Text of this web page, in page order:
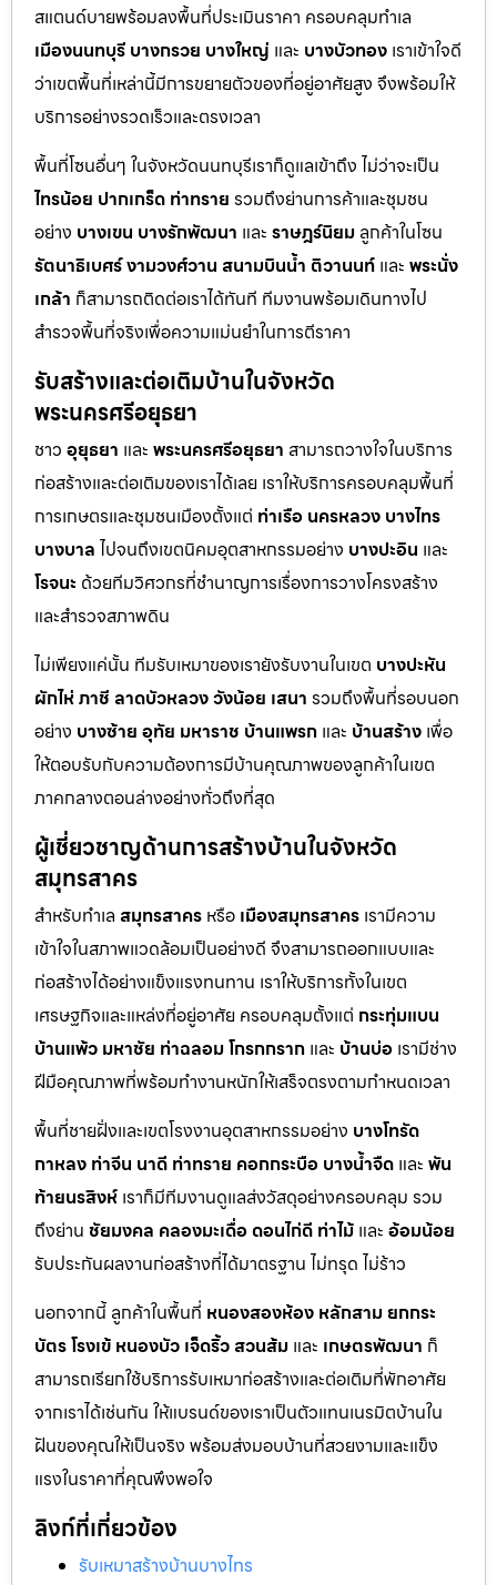
สแตนด์บายพร้อมลงพื้นที่ประเมินราคา ครอบคลุมทำเล
เมืองนนทบุรี บางกรวย บางใหญ่ และ บางบัวทอง เราเข้าใจดี
ว่าเขตพื้นที่เหล่านี้มีการขยายตัวของที่อยู่อาศัยสูง จึงพร้อมให้
บริการอย่างรวดเร็วและตรงเวลา
พื้นที่โซนอื่นๆ ในจังหวัดนนทบุรีเราก็ดูแลเข้าถึง ไม่ว่าจะเป็น
ไทรน้อย ปากเกร็ด ท่าทราย รวมถึงย่านการค้าและชุมชน
อย่าง บางเขน บางรักพัฒนา และ ราษฎร์นิยม ลูกค้าในโซน
รัตนาธิเบศร์งามวงศ์วาน สนามบินน้ำ ติวานนท์ และ พระนั่ง
เกล้า ก็สามารถติดต่อเราได้ทันที ทีมงานพร้อมเดินทางไป
สำรวจพื้นที่จริงเพื่อความแม่นยำในการตีราคา
รับสร้างและต่อเติมบ้านในจังหวัด
พระนครศรีอยุธยา
ชาว อุยุธยา และ พระนครศรีอยุธยา สามารถวางใจในบริการ
ก่อสร้างและต่อเติมของเราได้เลย เราให้บริการครอบคลุมพื้นที่
การเกษตรและชุมชนเมืองตั้งแต่ ท่าเรือ นครหลวง บางไทร
บางบาล ไปจนถึงเขตนิคมอุตสาหกรรมอย่าง บางปะอิน และ
โรจนะ ด้วยทีมวิศวกรที่ชำนาญการเรื่องการวางโครงสร้าง
และสำรวจสภาพดิน
ไม่เพียงแค่นั้น ทีมรับเหมาของเรายังรับงานในเขต บางปะหัน
ผักไห่ภาชี ลาดบัวหลวงวังน้อย เสนา รวมถึงพื้นที่รอบนอก
อย่าง บางซ้าย อุทัย มหาราช บ้านแพรก และ บ้านสร้าง เพื่อ
ให้ตอบรับกับความต้องการมีบ้านคุณภาพของลูกค้าในเขต
ภาคกลางตอนล่างอย่างทั่วถึงที่สุด
ผู้เชี่ยวชาญด้านการสร้างบ้านในจังหวัด
สมุทรสาคร
สำหรับทำเล สมุทรสาคร หรือ เมืองสมุทรสาคร เรามีความ
เข้าใจในสภาพแวดล้อมเป็นอย่างดี จึงสามารถออกแบบและ
ก่อสร้างได้อย่างแข็งแรงทนทาน เราให้บริการทั้งในเขต
เศรษฐกิจและแหล่งที่อยู่อาศัย ครอบคลุมตั้งแต่ กระทุ่มแบน
บ้านแพ้ว มหาชัย ท่าฉลอมโกรกกราก และ บ้านบ่อ เรามีช่าง
ฝีมือคุณภาพที่พร้อมทำงานหนักให้เสร็จตรงตามกำหนดเวลา
พื้นที่ชายฝั่งและเขตโรงงานอุตสาหกรรมอย่าง บางโทรัด
กาหลง ท่าจีน นาดี ท่าทราย คอกกระบือ บางน้ำจืด และ พัน
ท้ายนรสิงห์ เราก็มีทีมงานดูแลส่งวัสดุอย่างครอบคลุม รวม
ถึงย่าน ชัยมงคล คลองมะเดื่อ ดอนไก่ดี ท่าไม้ และ อ้อมน้อย
รับประกันผลงานก่อสร้างที่ได้มาตรฐาน ไม่ทรุด ไม่ร้าว
นอกจากนี้ ลูกค้าในพื้นที่ หนองสองห้อง หลักสามยกกระ
บัตรโรงเข้ หนองบัว เจ็ดริ้วสวนส้ม และ เกษตรพัฒนา ก็
สามารถเรียกใช้บริการรับเหมาก่อสร้างและต่อเติมที่พักอาศัย
จากเราได้เช่นกัน ให้แบรนด์ของเราเป็นตัวแทนเนรมิตบ้านใน
ฝันของคุณให้เป็นจริง พร้อมส่งมอบบ้านที่สวยงามและแข็ง
แรงในราคาที่คุณพึงพอใจ
ลิงก์ที่เกี่ยวข้อง
รับเหมาสร้างบ้านบางไทร